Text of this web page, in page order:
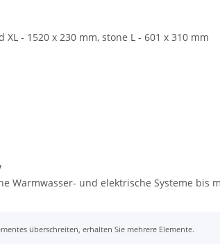
XL - 1520 x 230 mm, stone L - 601 x 310 mm
Warmwasser- und elektrische Systeme bis
überschreiten, erhalten Sie mehrere Elemente.